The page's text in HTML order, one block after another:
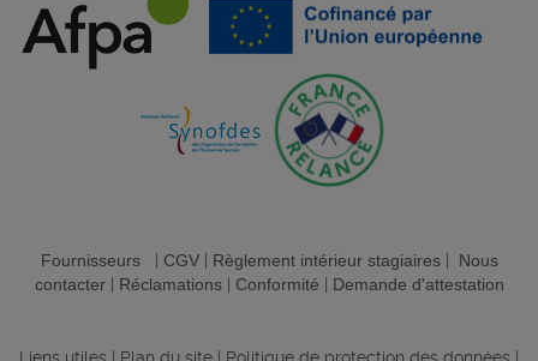
Fournisseurs| CGV| Règlement intérieur stagiaires| Nous
contacter| Réclamations| Conformité Demande d'attestation